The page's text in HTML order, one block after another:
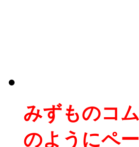
みずものコ
のようにペ